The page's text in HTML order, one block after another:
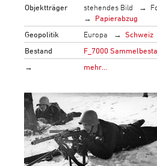
Objektträger
stehendes Bild
Papierabzug
Geopolitik
Europa
Schweiz
Bestand
F_7000
→
mehr…